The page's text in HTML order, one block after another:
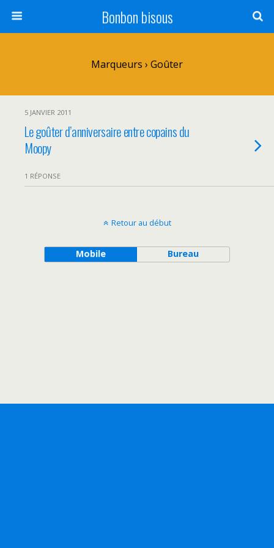
Bonbon bisous
Marqueurs › Goûter
5 JANVIER 2011
Le goûter d’anniversaire entre copains du
Moopy
1 RÉPONSE
Retour au début
Mobile Bureau